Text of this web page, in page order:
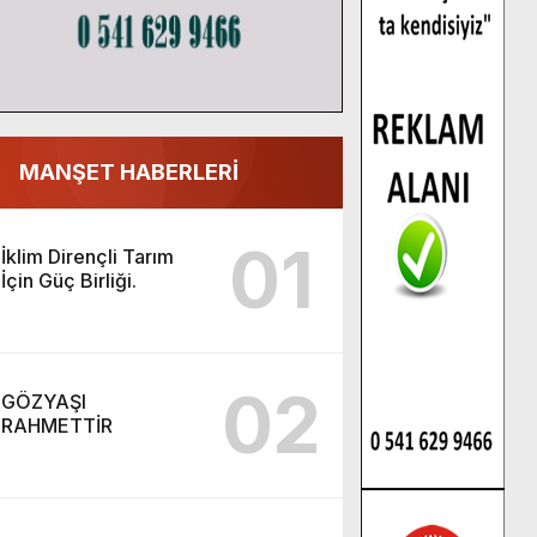
MANŞET HABERLERİ
İklim Dirençli Tarım
İçin Güç Birliği.
01
GÖZYAŞI
RAHMETTİR
02